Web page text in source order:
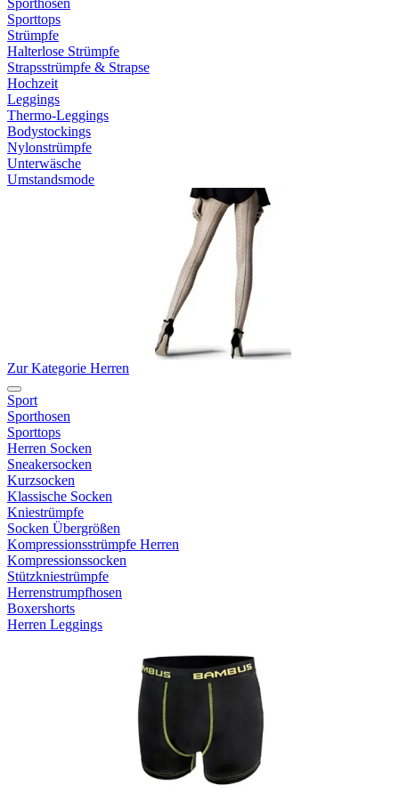
Sporthosen
Sporttops
Strümpfe
Halterlose Strümpfe
Strapsstrümpfe & Strapse
Hochzeit
Leggings
Thermo-Leggings
Bodystockings
Nylonstrümpfe
Unterwäsche
Umstandsmode
Zur Kategorie Herren
Sport
Sporthosen
Sporttops
Herren Socken
Sneakersocken
Kurzsocken
Klassische Socken
Kniestrümpfe
Socken Übergrößen
Kompressionsstrümpfe Herren
Kompressionssocken
Stützkniestrümpfe
Herrenstrumpfhosen
Boxershorts
Herren Leggings